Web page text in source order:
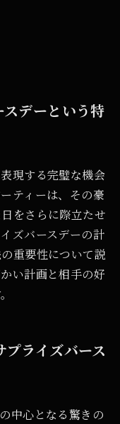
デーという特
現する完璧な機会
ティーは、その豪
をさらに際立たせ
ズバースデーの計
重要性について説
い計画と相手の好
ライズバース
中心となる驚きの